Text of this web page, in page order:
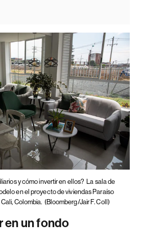
y cómo invertir en ellos? La sala de
en el proyecto de viviendas Paraíso
Colombia. (Bloomberg/Jair F. Coll)
en un fondo